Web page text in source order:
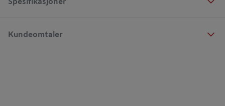
Kundeomtaler